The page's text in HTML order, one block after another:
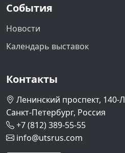
События
Новости
Календарь выставок
Контакты
Ленинский проспект, 140-Л
Санкт-Петербург, Россия
+7 (812) 389-55-55
info@utsrus.com